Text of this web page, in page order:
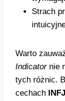
Strach
Warto
Indicatornie
tych różnic.
cechach